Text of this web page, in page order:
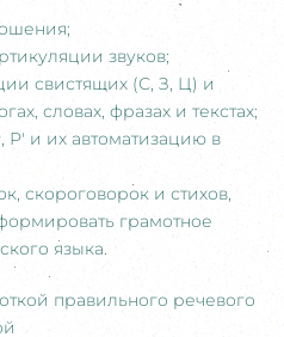
звуков;
свистящих (С, З, Ц) и
словах, фразах и текстах;
Р' и их автоматизацию в
скороговорок и стихов,
грамотное
языка.
правильного речевого